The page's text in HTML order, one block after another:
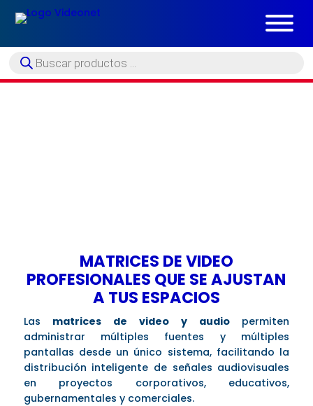
Búsqueda
de
MATRICES DE VIDEO
PROFESIONALES QUE SE AJUSTAN
A TUS ESPACIOS
Las matrices de video y audiopermiten
administrar múltiples fuentes y múltiples
pantallas desde un único sistema, facilitando la
distribución inteligente de señales audiovisuales
en proyectos corporativos, educativos,
gubernamentales y comerciales.